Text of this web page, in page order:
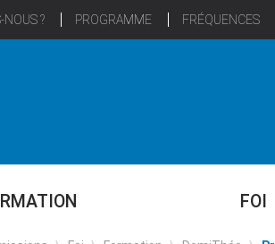
NOUS ? PROGRAMME FRÉQUENCES
FOI